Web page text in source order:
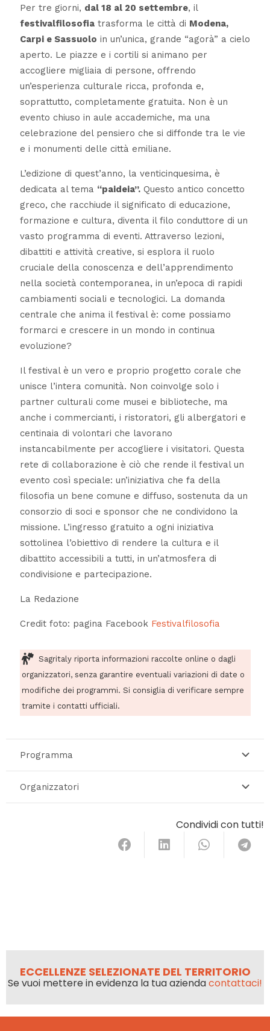
Per tre giorni, dal 18 al 20 settembre, il
festivalfilosofiatrasforma le città di Modena,
Carpi e Sassuolo in un’unica, grande “agorà” a cielo
aperto. Le piazze e i cortili si animano per
accogliere migliaia di persone, offrendo
un’esperienza culturale ricca, profonda e,
soprattutto, completamente gratuita. Non è un
evento chiuso in aule accademiche, ma una
celebrazione del pensiero che si diffonde tra le vie
e i monumenti delle città emiliane.
L’edizione di quest’anno, la venticinquesima, è
dedicata al tema “paideia”.Questo antico concetto
greco, che racchiude il significato di educazione,
formazione e cultura, diventa il filo conduttore di un
vasto programma di eventi. Attraverso lezioni,
dibattiti e attività creative, si esplora il ruolo
cruciale della conoscenza e dell’apprendimento
nella società contemporanea, in un’epoca di rapidi
cambiamenti sociali e tecnologici. La domanda
centrale che anima il festival è: come possiamo
formarci e crescere in un mondo in continua
evoluzione?
Il festival è un vero e proprio progetto corale che
unisce l’intera comunità. Non coinvolge solo i
partner culturali come musei e biblioteche, ma
anche i commercianti, i ristoratori, gli albergatori e
centinaia di volontari che lavorano
instancabilmente per accogliere i visitatori. Questa
rete di collaborazione è ciò che rende il festival un
evento così speciale: un’iniziativa che fa della
filosofia un bene comune e diffuso, sostenuta da un
consorzio di soci e sponsor che ne condividono la
missione. L’ingresso gratuito a ogni iniziativa
sottolinea l’obiettivo di rendere la cultura e il
dibattito accessibili a tutti, in un’atmosfera di
condivisione e partecipazione.
La Redazione
Credit foto: pagina Facebook Festivalfilosofia
Sagritaly riporta informazioni raccolte online o dagli
organizzatori, senza garantire eventuali variazioni di date o
modifiche dei programmi. Si consiglia di verificare sempre
tramite i contatti ufficiali.
Programma
Organizzatori
Condividi con tutti!
ECCELLENZE SELEZIONATE DEL TERRITORIO
Se vuoi mettere in evidenza la tua aziendacontattaci!